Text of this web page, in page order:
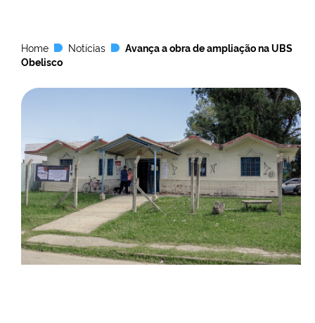
Home Notícias
Avança a obra de ampliação na UBS
Obelisco